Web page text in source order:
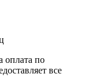
оплата по
все